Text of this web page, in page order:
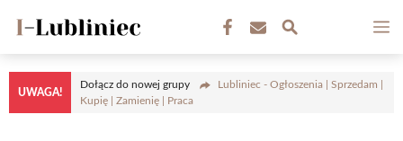
treści
UWAGA!
Dołącz do nowej grupy
Lubliniec - Ogłoszenia | Sprzedam |
Kupię | Zamienię | Praca